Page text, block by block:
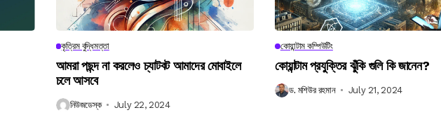
কৃত্রিম বুদ্ধিমত্তা
আমরা পছন্দ না করলেও চ্যাটবট আমাদের মোবাইলে
চলে আসবে
নিউজডেস্ক July 22, 2024
কোয়ান্টাম কম্পিউটিং
কোয়ান্টাম প্রযুক্তির ঝুঁকি গুলি কি জানেন?
ড. মশিউর রহমান July 21, 2024